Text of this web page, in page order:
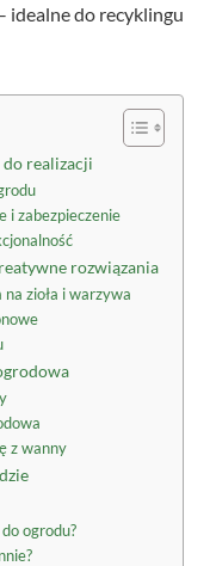
idealne do recyklingu
do realizacji
i zabezpieczenie
rozwiązania
zioła i warzywa
z wanny
ogrodu?